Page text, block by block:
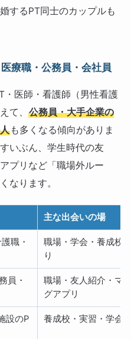
するPT同士のカップルも
療職・公務員・会社員
・医師・看護師（男性看護
て、 公務員・大手企業の
も多くなる傾向がありま
いぶん、学生時代の友
プリなど「職場外ルー
なります。
主な出会いの場
職・
職場・学会・養成校
り
員・
職場・友人紹介・マ
グアプリ
設のP
養成校・実習・学会